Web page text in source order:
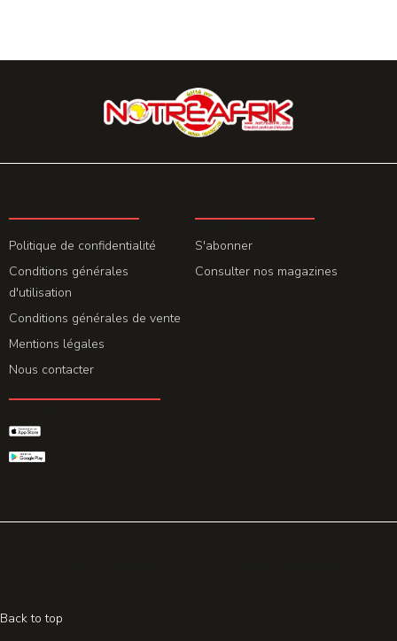
Politique de confidentialité
Conditions générales
d'utilisation
Conditions générales de vente
Mentions légales
Nous contacter
S'abonner
Consulter nos magazines
Back to top